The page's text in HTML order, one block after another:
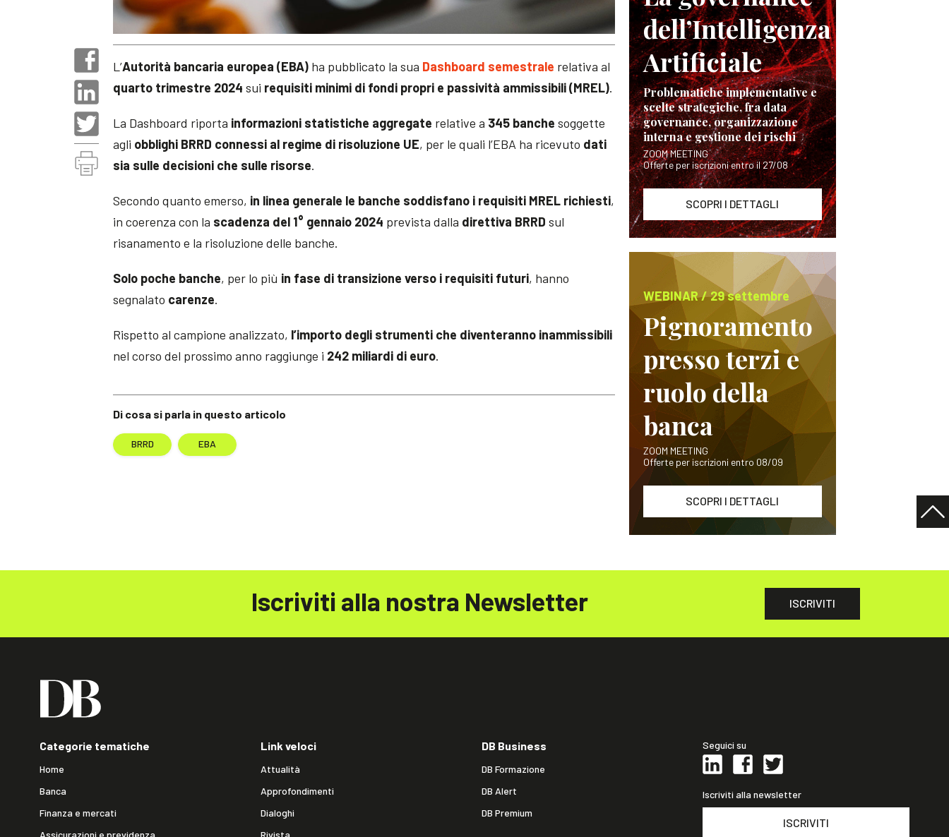
Di cosa si parla in questo articolo
BRRD EBA
L’Autorità bancaria europea (EBA) ha pubblicato la sua Dashboard semestrale relativa al
quarto trimestre 2024 sui requisiti minimi di fondi propri e passività ammissibili (MREL).
La Dashboard riporta informazioni statistiche aggregate relative a 345 banche soggette
agli obblighi BRRD connessi al regime di risoluzione UE, per le quali l’EBA ha ricevuto dati
sia sulle decisioni che sulle risorse.
Secondo quanto emerso, in linea generale le banche soddisfano i requisiti MREL richiesti,
in coerenza con la scadenza del 1° gennaio 2024 prevista dalla direttiva BRRD sul
risanamento e la risoluzione delle banche.
Solo poche banche, per lo più in fase di transizione verso i requisiti futuri, hanno
segnalato carenze.
Rispetto al campione analizzato, l’importo degli strumenti che diventeranno inammissibili
nel corso del prossimo anno raggiunge i 242 miliardi di euro.
dell’Intelligenza
Artificiale
Problematiche implementative e
scelte strategiche, fra data
governance, organizzazione
interna e gestione dei rischi
ZOOM MEETING
Offerte per iscrizioni entro il 27/08
SCOPRI I DETTAGLI
WEBINAR / 29 settembre
Pignoramento
presso terzi e
ruolo della
banca
ZOOM MEETING
Offerte per iscrizioni entro 08/09
SCOPRI I DETTAGLI
Iscriviti alla nostra Newsletter ISCRIVITI
Categorie tematiche
Home
Banca
Finanza e mercati
Assicurazioni e previdenza
Link veloci
Attualità
Approfondimenti
Dialoghi
Rivista
DB Business
DB Formazione
DB Alert
DB Premium
Seguici su
Iscriviti alla newsletter
ISCRIVITI